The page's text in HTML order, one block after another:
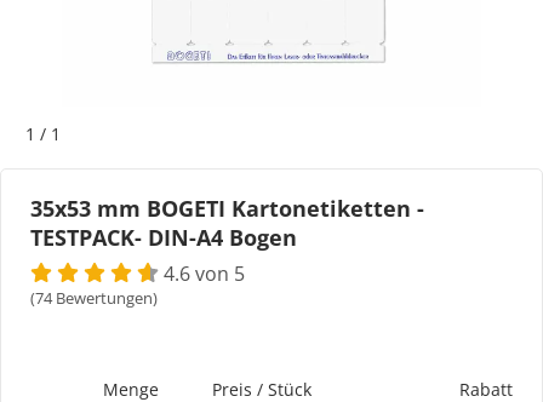
1 / 1
35x53 mm BOGETI Kartonetiketten -
TESTPACK- DIN-A4 Bogen
4.6 von 5
(74 Bewertungen)
Menge Preis / Stück
Rabatt
Bogeti Etiketten
Etikettenspender
Etiketten auf Rolle
Thermoetiketten